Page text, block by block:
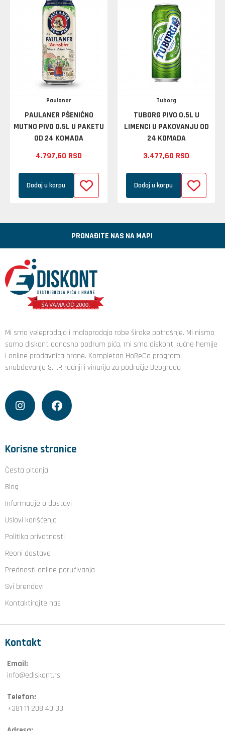
Paulaner
PAULANER PŠENIČNO
MUTNO PIVO 0.5L U PAKETU
OD 24 KOMADA
4.797,60 RSD
Dodaj u korpu
Tuborg
TUBORG PIVO 0.5L U
LIMENCI U PAKOVANJU OD
24 KOMADA
3.477,60 RSD
Dodaj u korpu
PRONAĐITE NAS NA MAPI
Mi smo veleprodaja i maloprodaja robe široke potrošnje. Mi nismo
samo diskont odnosno podrum pića, mi smo diskont kućne hemije
i online prodavnica hrane. Kompletan HoReCa program,
snabdevanje S.T.R radnji i vinarija za područje Beograda
Korisne stranice
Česta pitanja
Blog
Informacije o dostavi
Uslovi korišćenja
Politika privatnosti
Reoni dostave
Prednosti online poručivanja
Svi brendovi
Kontaktirajte nas
Kontakt
Email:
info@ediskont.rs
Telefon:
+381 11 208 40 33